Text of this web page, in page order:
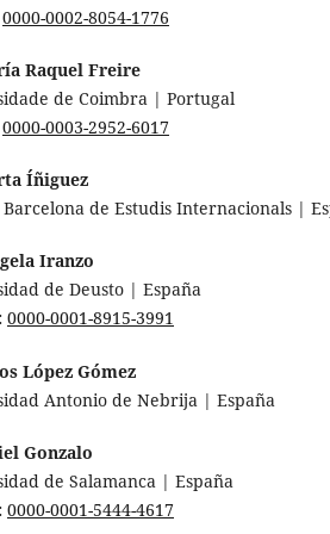
0000-0002-8054-1776
Raquel Freire
de Coimbra | Portugal
0000-0003-2952-6017
Íñiguez
de Estudis Internacionals |
Iranzo
de Deusto | España
0000-0001-8915-3991
López Gómez
Antonio de Nebrija | España
Gonzalo
de Salamanca | España
0000-0001-5444-4617